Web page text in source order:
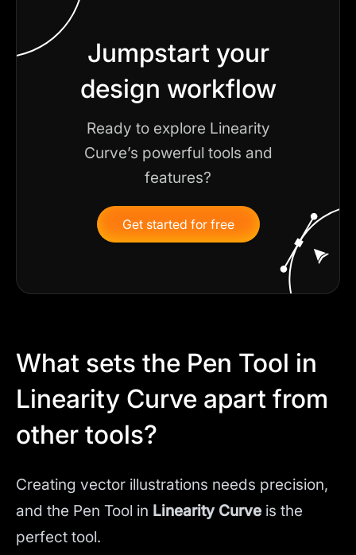
Jumpstart your
design workflow
Ready to explore Linearity
Curve’s powerful tools and
features?
Get started for free
What sets the Pen Tool in
Linearity Curve apart from
other tools?
Creating vector illustrations needs precision,
and the Pen Tool in Linearity Curve is the
perfect tool.